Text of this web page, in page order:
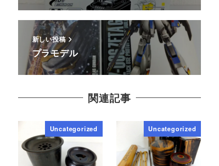
新しい投稿
プラモデル
関連記事
Uncategorized Uncategorized